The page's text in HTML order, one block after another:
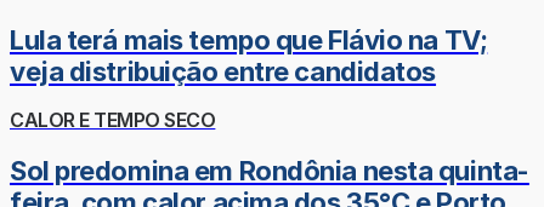
Lula terá mais tempo que Flávio na TV;
veja distribuição entre candidatos
CALOR E TEMPO SECO
Sol predomina em Rondônia nesta quinta-